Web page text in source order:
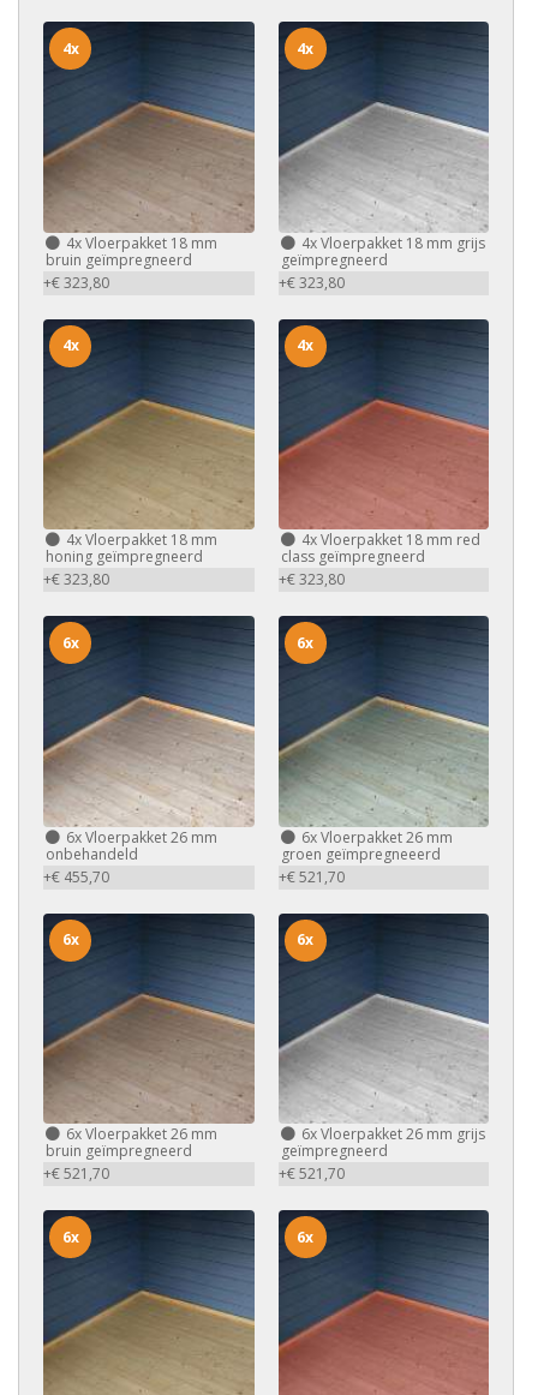
4xVloerpakket 18 mm
bruin geïmpregneerd
+€ 323,80
4x
4xVloerpakket 18 mm grijs
geïmpregneerd
+€ 323,80
4x
4xVloerpakket 18 mm
honing geïmpregneerd
+€ 323,80
4x
4xVloerpakket 18 mm red
class geïmpregneerd
+€ 323,80
4x
6xVloerpakket 26 mm
onbehandeld
+€ 455,70
6x
6xVloerpakket 26 mm
groen geïmpregneeerd
+€ 521,70
6x
6xVloerpakket 26 mm
bruin geïmpregneerd
+€ 521,70
6x
6xVloerpakket 26 mm grijs
geïmpregneerd
+€ 521,70
6x
6x 6x